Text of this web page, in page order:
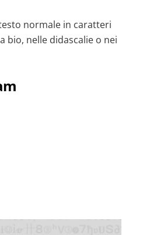
normale in caratteri
bio, nelle didascalie o nei